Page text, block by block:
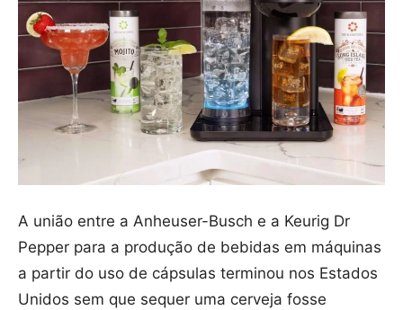
A união entre a Anheuser-Busch e a Keurig Dr
Pepper para a produção de bebidas em máquinas
a partir do uso de cápsulas terminou nos Estados
Unidos sem que sequer uma cerveja fosse